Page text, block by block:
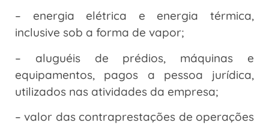
– energia elétrica e energia térmica,
inclusive sob a forma de vapor;
– aluguéis de prédios, máquinas e
equipamentos, pagos a pessoa jurídica,
utilizados nas atividades da empresa;
– valor das contraprestações de operações